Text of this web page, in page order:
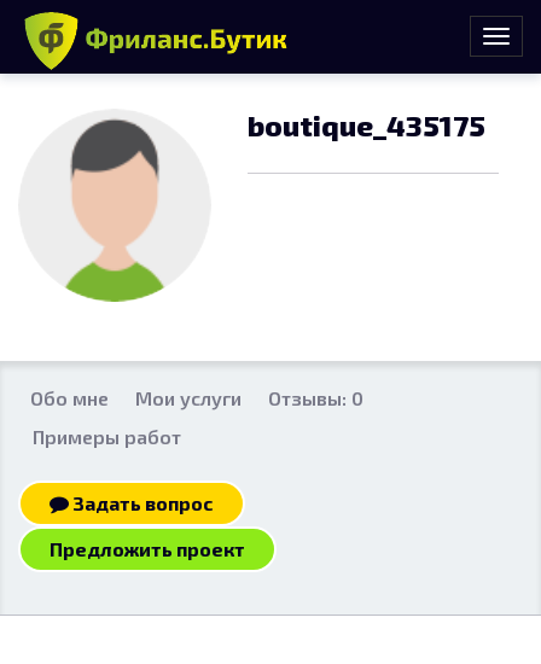
boutique_435175
Обо мне Мои услуги
Отзывы: 0
Примеры работ
Задать вопрос
Предложить проект